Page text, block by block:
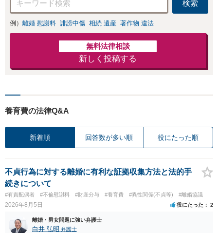
検索
例） 離婚 慰謝料 誹謗中傷 相続 遺産 著作物 違法
無料法律相談
新しく投稿する
養育費の法律Q&A
新着順 回答数が多い順 役にたった順
不貞行為に対する離婚に有利な証拠収集方法と法的手
続きについて
#有責配偶者 #不倫慰謝料 #財産分与 #養育費 #異性関係(不貞等) #離婚協議
2026年8月5日 役にたった 2
離婚・男女問題に強い弁護士
白井 弘昭 弁護士